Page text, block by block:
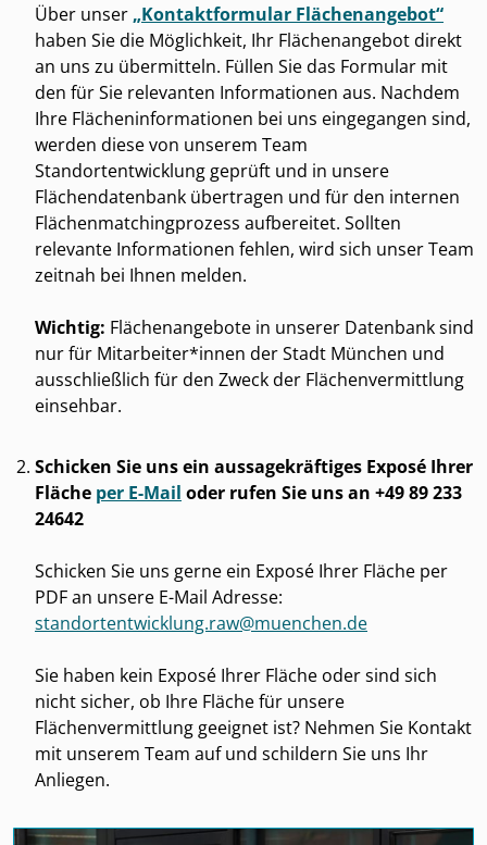
Über unser „Kontaktformular Flächenangebot“
haben Sie die Möglichkeit, Ihr Flächenangebot direkt
an uns zu übermitteln. Füllen Sie das Formular mit
den für Sie relevanten Informationen aus. Nachdem
Ihre Flächeninformationen bei uns eingegangen sind,
werden diese von unserem Team
Standortentwicklung geprüft und in unsere
Flächendatenbank übertragen und für den internen
Flächenmatchingprozess aufbereitet. Sollten
relevante Informationen fehlen, wird sich unser Team
zeitnah bei Ihnen melden.
Wichtig: Flächenangebote in unserer Datenbank sind
nur für Mitarbeiter*innen der Stadt München und
ausschließlich für den Zweck der Flächenvermittlung
einsehbar.
Schicken Sie uns ein aussagekräftiges Exposé Ihrer
Fläche per E-Mail oder rufen Sie uns an +49 89 233
24642
Schicken Sie uns gerne ein Exposé Ihrer Fläche per
PDF an unsere E-Mail Adresse:
standortentwicklung.raw@muenchen.de
Sie haben kein Exposé Ihrer Fläche oder sind sich
nicht sicher, ob Ihre Fläche für unsere
Flächenvermittlung geeignet ist? Nehmen Sie Kontakt
mit unserem Team auf und schildern Sie uns Ihr
Anliegen.